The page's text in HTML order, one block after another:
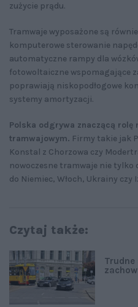
zużycie prądu.
Tramwaje wyposażone są
komputerowe sterowanie
automatyczne rampy dla
fotowoltaiczne wspomagające
poprawiają niskopodłogowe
systemy amortyzacji.
Polska odgrywa znaczącą rolę
tramwajowym. Firmy takie jak
Konstal z Chorzowa czy
nowoczesne tramwaje nie tylko
do Niemiec, Włoch, Ukrainy czy
Czytaj także:
Trudne